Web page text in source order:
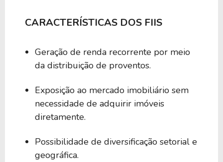
CARACTERÍSTICAS DOS FIIS
Geração de renda recorrente por meio
da distribuição de proventos.
Exposição ao mercado imobiliário sem
necessidade de adquirir imóveis
diretamente.
Possibilidade de diversificação setorial e
geográfica.